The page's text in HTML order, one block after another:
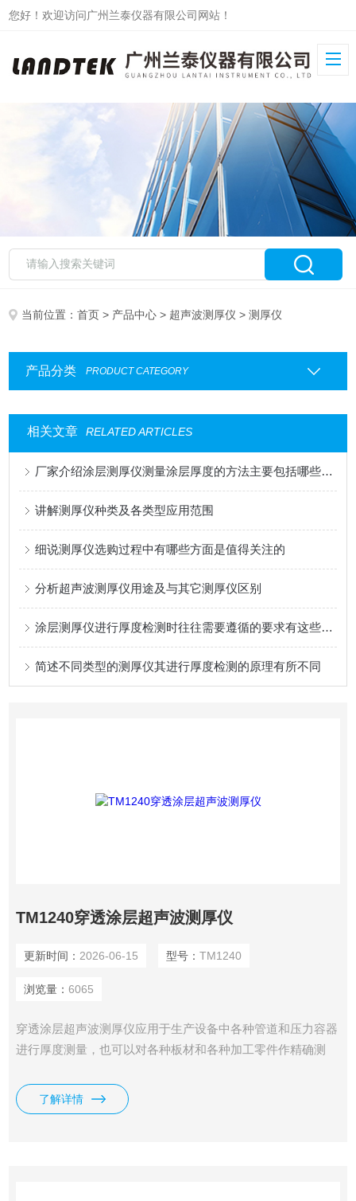
您好！欢迎访问广州兰泰仪器有限公司网站！
当前位置：首页 > 产品中心 > 超声波测厚仪 > 测厚仪
产品分类 PRODUCT CATEGORY
相关文章 RELATED ARTICLES
厂家介绍涂层测厚仪测量涂层厚度的方法主要包括哪些方面
讲解测厚仪种类及各类型应用范围
细说测厚仪选购过程中有哪些方面是值得关注的
分析超声波测厚仪用途及与其它测厚仪区别
涂层测厚仪进行厚度检测时往往需要遵循的要求有这些方面
简述不同类型的测厚仪其进行厚度检测的原理有所不同
TM1240穿透涂层超声波测厚仪
更新时间： 2026-06-15 型号： TM1240
浏览量： 6065
穿透涂层超声波测厚仪应用于生产设备中各种管道和压力容器
进行厚度测量，也可以对各种板材和各种加工零件作精确测
乙烯、灰铸铁、及其它任何超声波的良导体厚度。如刚、铸
钢、玻璃、陶瓷、塑料。
了解详情